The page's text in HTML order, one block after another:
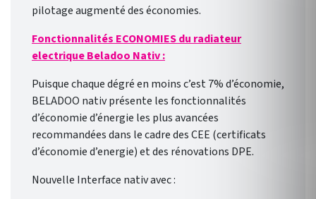
pilotage augmenté des économies.
Fonctionnalités ECONOMIES du radiateur
electrique Beladoo Nativ :
Puisque chaque dégré en moins c’est 7% d’économie,
BELADOO nativ présente les fonctionnalités
d’économie d’énergie les plus avancées
recommandées dans le cadre des CEE (certificats
d’économie d’energie) et des rénovations DPE.
Nouvelle Interface nativ avec :